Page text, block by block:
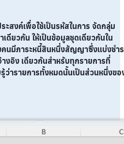
สงค์เพื่อใช้เป็นรหัสในการ จัดกลุ่ม
ดียวกัน ให้เป็นข้อมูลชุดเดียวกันใน
นมีภาระหนี้สินหนึ่งสัญญาซึ่งแบ่งชำ
างอิง เดียวกันสำหรับทุกรายการที่
รู้ว่ารายการทั้งหมดนั้นเป็นส่วนหนึ่งขอ